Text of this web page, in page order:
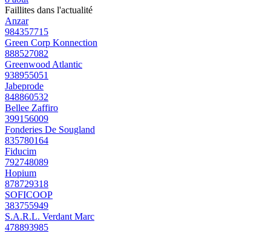
Faillites dans l'actualité
Anzar
984357715
Green Corp Konnection
888527082
Greenwood Atlantic
938955051
Jabeprode
848860532
Bellee Zaffiro
399156009
Fonderies De Sougland
835780164
Fiducim
792748089
Hopium
878729318
SOFICOOP
383755949
S.A.R.L. Verdant Marc
478893985